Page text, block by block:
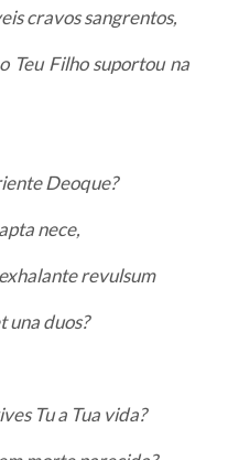
cravos sangrentos,
Teu Filho suportou na
Deoque?
nece,
revulsum
una duos?
Tu a Tua vida?